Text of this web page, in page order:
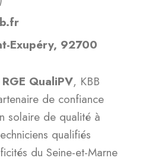
Exupéry, 92700
RGE QualiPV, KBB
de confiance
solaire de qualité à
qualifiés
du Seine-et-Marne